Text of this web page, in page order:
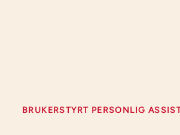
BRUKERSTYRT PERSONLIG